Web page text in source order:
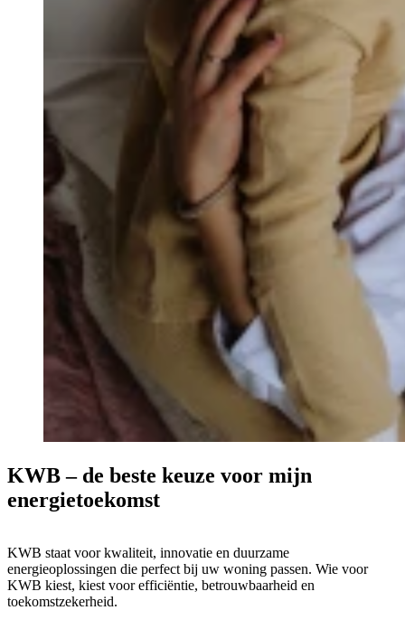
KWB – de beste keuze voor mijn
energietoekomst
KWB staat voor kwaliteit, innovatie en duurzame
energieoplossingen die perfect bij uw woning passen. Wie voor
KWB kiest, kiest voor efficiëntie, betrouwbaarheid en
toekomstzekerheid.